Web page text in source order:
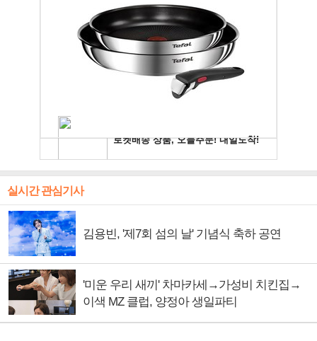
실시간 관심기사
김용빈, '제7회 섬의 날' 기념식 축하 공연
'미운 우리 새끼' 차마카세→가성비 치킨집→
이색 MZ 클럽, 양정아 생일파티